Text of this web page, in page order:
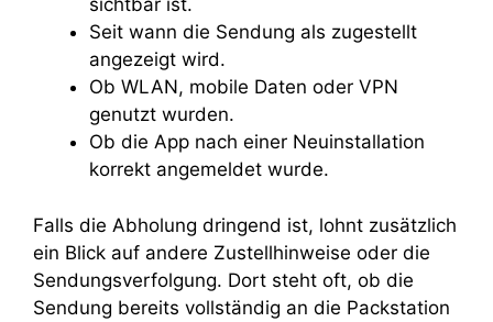
sichtbar ist.
Seit wann die Sendung als zugestellt
angezeigt wird.
Ob WLAN, mobile Daten oder VPN
genutzt wurden.
Ob die App nach einer Neuinstallation
korrekt angemeldet wurde.
Falls die Abholung dringend ist, lohnt zusätzlich
ein Blick auf andere Zustellhinweise oder die
Sendungsverfolgung. Dort steht oft, ob die
Sendung bereits vollständig an die Packstation